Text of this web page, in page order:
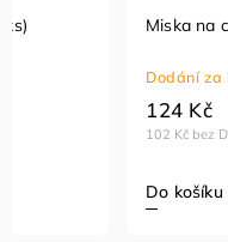
Miska na
Dodání
102 Kč bez
124 Kč
Do košíku